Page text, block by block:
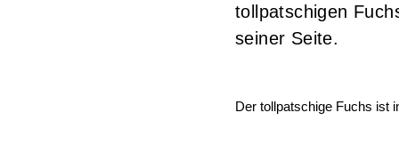
tollpatschigen
seiner Seite.
Der tollpatschige Fuchs ist